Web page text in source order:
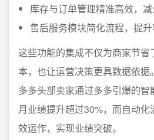
库存与订单管理精准高效，
售后服务模块简化流程，提
这些功能的集成不仅为商家节
本，也让运营决策更具数据依
多多头部卖家通过多多引爆的
月业绩提升超过30%，而自动
效运作，实现业绩突破。